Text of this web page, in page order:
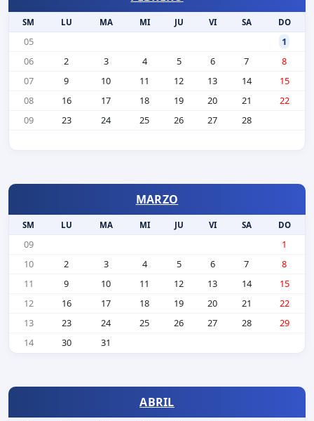
SM LU MA MI JU VI SA DO
05
1
06
2 3 4 5 6 7
8
07
9 10 11 12 13 14
15
08
16 17 18 19 20 21
22
09
23 24 25 26 27 28
MARZO
SM LU MA MI JU VI SA DO
09
1
10
2 3 4 5 6 7
8
11
9 10 11 12 13 14
15
12
16 17 18 19 20 21
22
13
23 24 25 26 27 28
29
14
30 31
ABRIL